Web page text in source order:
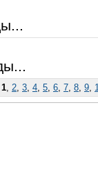
1, 2, 3, 4, 5, 6, 7, 8, 9,